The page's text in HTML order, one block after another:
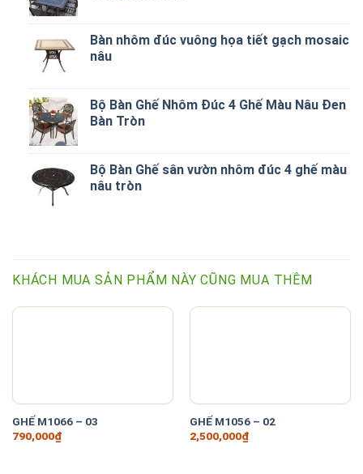
Bàn nhôm đúc vuông họa tiết gạch mosaic
nâu
Bộ Bàn Ghế Nhôm Đúc 4 Ghế Màu Nâu Đen
Bàn Tròn
Bộ Bàn Ghế sân vườn nhôm đúc 4 ghế màu
nâu tròn
KHÁCH MUA SẢN PHẨM NÀY CŨNG MUA THÊM
GHẾ M1066 – 03
790,000₫
GHẾ M1056 – 02
2,500,000₫